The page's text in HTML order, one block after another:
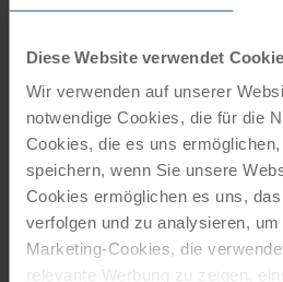
Diese Website verwendet
Wir verwenden auf unserer
notwendige Cookies, die für die
Cookies, die es uns
speichern, wenn Sie unsere
Cookies ermöglichen es uns,
verfolgen und zu analysieren,
Marketing-Cookies, die
relevante Werbung zu zeigen,
JETZT BESTELLEN
Newsletter
TOP-Angebote,
aktuellsten Stand!
JETZT ANMELDEN